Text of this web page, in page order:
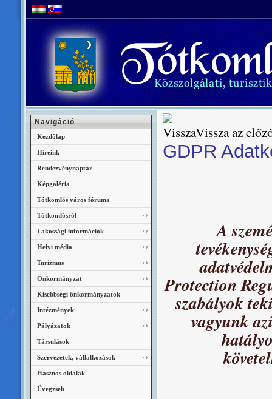
Vissza az
GDPR
A
Protection
szabályok
vagyunk
Navigáció
Kezdőlap
Híreink
Rendezvénynaptár
Képgaléria
Tótkomlós város fóruma
Tótkomlósról
Lakossági információk
Helyi média
Turizmus
Önkormányzat
Kisebbségi önkormányzatok
Intézmények
Pályázatok
Társulások
Szervezetek, vállalkozások
Hasznos oldalak
Üvegzseb